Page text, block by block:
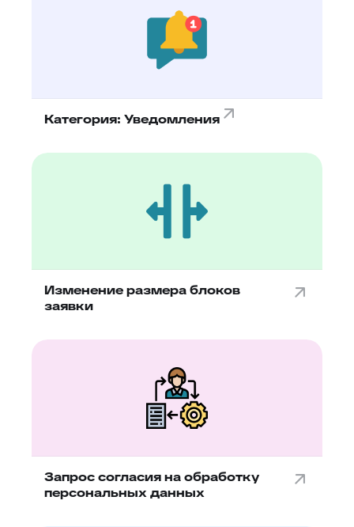
Категория: Уведомления
Изменение размера блоков
заявки
Запрос согласия на обработку
персональных данных